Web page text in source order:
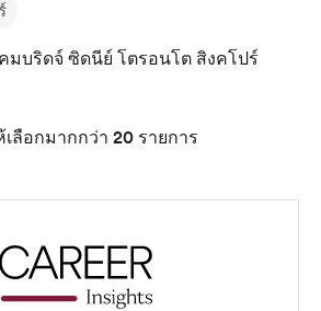
มบริดจ์ ซิดนีย์ โตรอนโต สิงคโปร์
ลือกมากกว่า 20 รายการ